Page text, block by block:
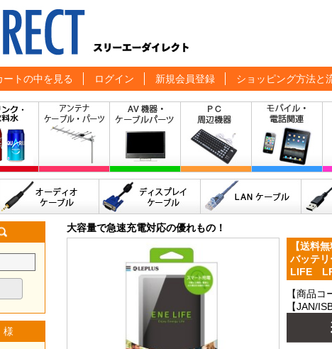
ートの中を見る ログイン 新規会員登録 ショッピング方法と
様
大容量で急速充電対応の優れもの！
【送料
バッテ
LIFE
【商品
【JAN/